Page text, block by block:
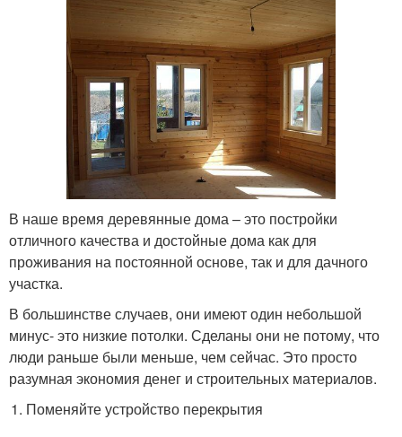
В наше время деревянные дома – это постройки
отличного качества и достойные дома как для
проживания на постоянной основе, так и для дачного
участка.
В большинстве случаев, они имеют один небольшой
минус- это низкие потолки. Сделаны они не потому, что
люди раньше были меньше, чем сейчас. Это просто
разумная экономия денег и строительных материалов.
Поменяйте устройство перекрытия